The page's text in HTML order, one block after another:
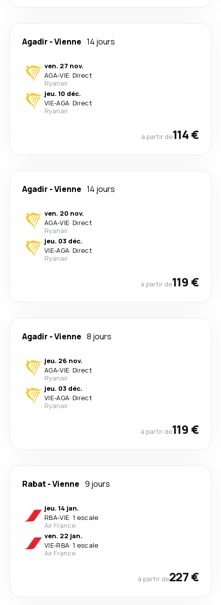
Agadir -Vienne 14 jours
ven. 27 nov.
AGA-VIE· Direct
Ryanair
jeu. 10 déc.
VIE-AGA· Direct
Ryanair
à partir de114 €
Agadir -Vienne 14 jours
ven. 20 nov.
AGA-VIE· Direct
Ryanair
jeu. 03 déc.
VIE-AGA· Direct
Ryanair
à partir de119 €
Agadir -Vienne 8 jours
jeu. 26 nov.
AGA-VIE· Direct
Ryanair
jeu. 03 déc.
VIE-AGA· Direct
Ryanair
à partir de119 €
Rabat-Vienne 9 jours
jeu. 14 jan.
RBA-VIE· 1 escale
Air France
ven. 22 jan.
VIE-RBA· 1 escale
Air France
à partir de227 €